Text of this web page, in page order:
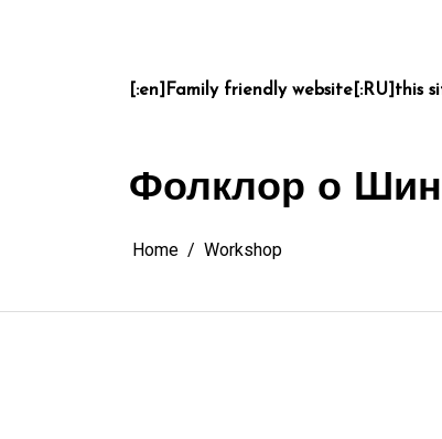
[:en]Family friendly website[:RU]this
Фолклор о
Home Workshop